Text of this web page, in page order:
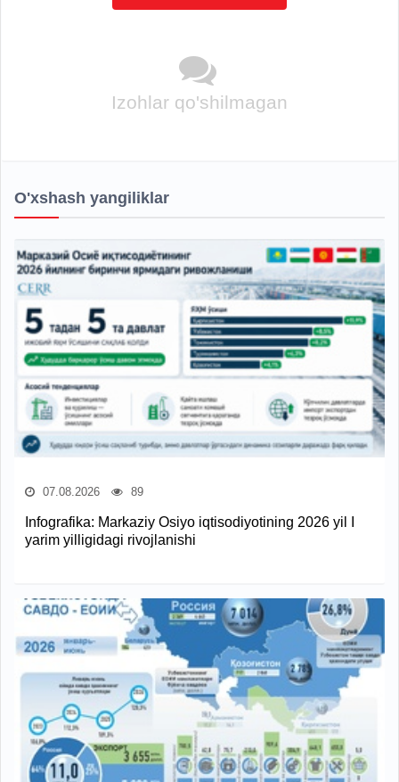
Izohlar qo'shilmagan
O'xshash yangiliklar
07.08.2026 89
Infografika: Markaziy Osiyo iqtisodiyotining 2026 yil I
yarim yilligidagi rivojlanishi